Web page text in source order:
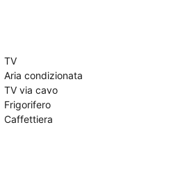
TV
Aria condizionata
TV via cavo
Frigorifero
Caffettiera